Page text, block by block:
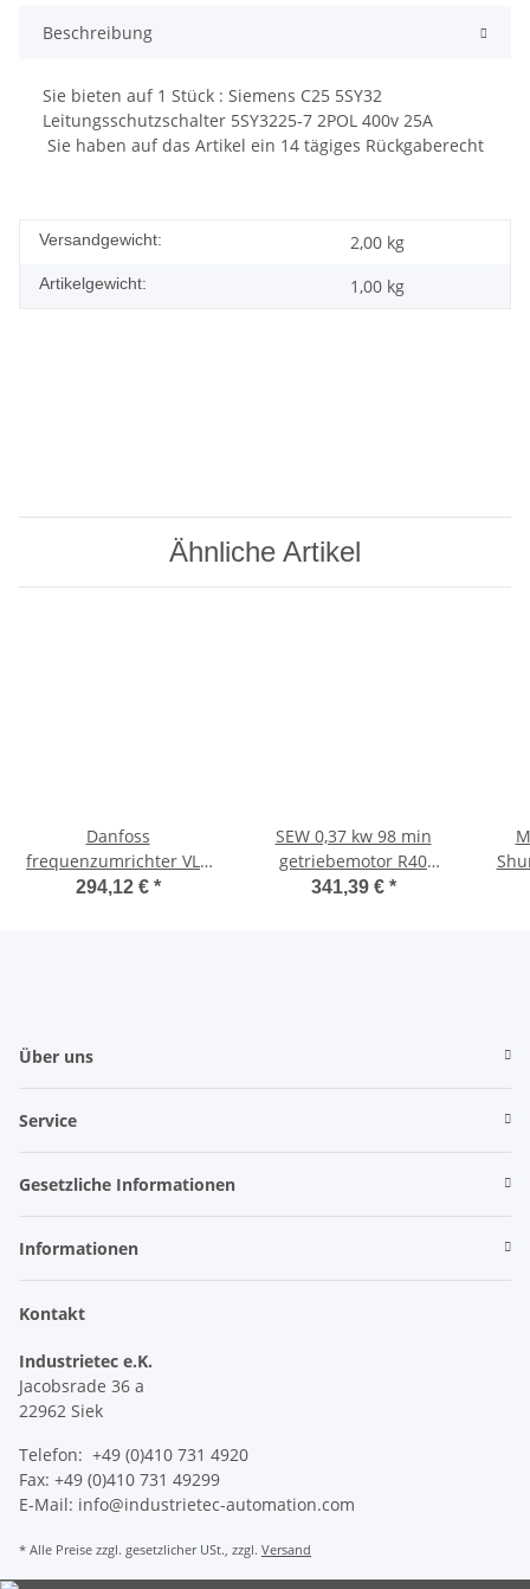
Beschreibung
Sie bieten auf 1 Stück : Siemens C25 5SY32
Leitungsschutzschalter 5SY3225-7 2POL 400v 25A
Sie haben auf das Artikel ein 14 tägiges Rückgaberecht
Versandgewicht: 2,00 kg
Artikelgewicht: 1,00 kg
Ähnliche Artikel
Danfoss
frequenzumrichter VLT
3003 175H1011 inverter
294,12 € *
SEW 0,37 kw 98 min
getriebemotor R40
DT71D4/BMG/ASA1
341,39 € *
Über uns
Service
Gesetzliche Informationen
Informationen
Kontakt
Industrietec e.K.
Jacobsrade 36 a
22962 Siek
Telefon: +49 (0)410 731 4920
Fax: +49 (0)410 731 49299
E-Mail: info@industrietec-automation.com
* Alle Preise zzgl. gesetzlicher USt., zzgl. Versand